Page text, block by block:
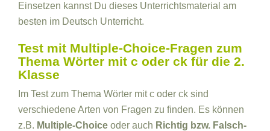
Einsetzen kannst Du dieses Unterrichtsmaterial am
besten im Deutsch Unterricht.
Test mit Multiple-Choice-Fragen zum
Thema Wörter mit c oder ck für die 2.
Klasse
Im Test zum Thema Wörter mit c oder ck sind
verschiedene Arten von Fragen zu finden. Es können
z.B. Multiple-Choice oder auch Richtig bzw. Falsch-